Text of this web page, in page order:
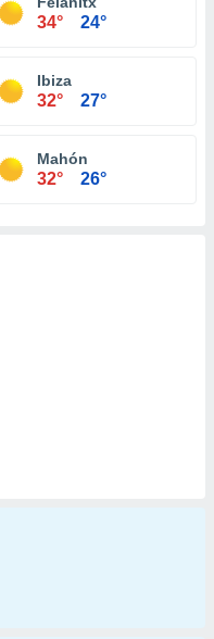
34° 24°
Ibiza
32° 27°
Mahón
32° 26°